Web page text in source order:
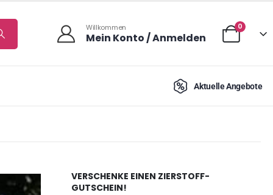
Willkommen
Mein Konto / Anmelden
0
Aktuelle Angebote
VERSCHENKE EINEN ZIERSTOFF-
GUTSCHEIN!